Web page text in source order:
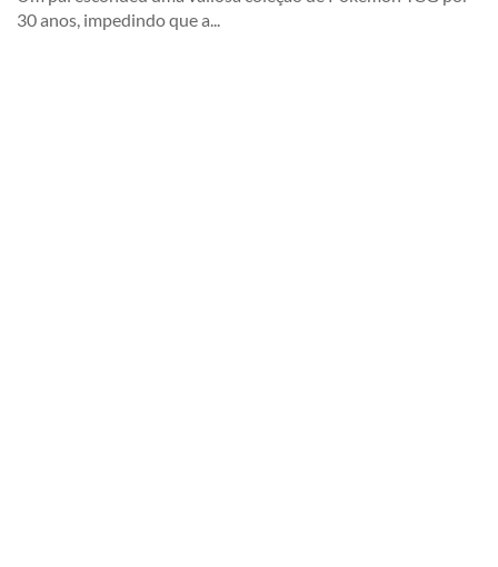
30 anos, impedindo que a...